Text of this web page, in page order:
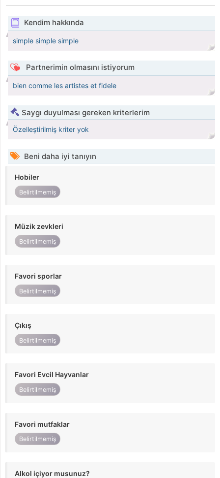
Kendim hakkında
simple simple simple
Partnerimin olmasını istiyorum
bien comme les artistes et fidele
Saygı duyulması gereken kriterlerim
Özelleştirilmiş kriter yok
Beni daha iyi tanıyın
Hobiler
Belirtilmemiş
Müzik zevkleri
Belirtilmemiş
Favori sporlar
Belirtilmemiş
Çıkış
Belirtilmemiş
Favori Evcil Hayvanlar
Belirtilmemiş
Favori mutfaklar
Belirtilmemiş
Alkol içiyor musunuz?